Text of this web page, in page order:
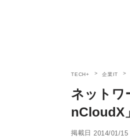
TECH+ 企業IT
ネットワ
nCloudX
掲載日 2014/01/15